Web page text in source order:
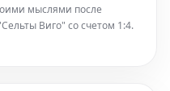
мыслями после
Виго" со счетом 1:4.